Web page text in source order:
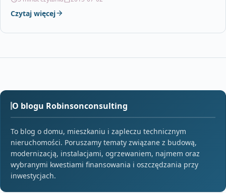
Czytaj więcej
O blogu Robinsonconsulting
To blog o domu, mieszkaniu i zapleczu technicznym
nieruchomości. Poruszamy tematy związane z budową,
modernizacją, instalacjami, ogrzewaniem, najmem oraz
wybranymi kwestiami finansowania i oszczędzania przy
inwestycjach.